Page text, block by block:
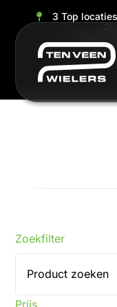
3 Top locaties
Zoekfilter
Prijs